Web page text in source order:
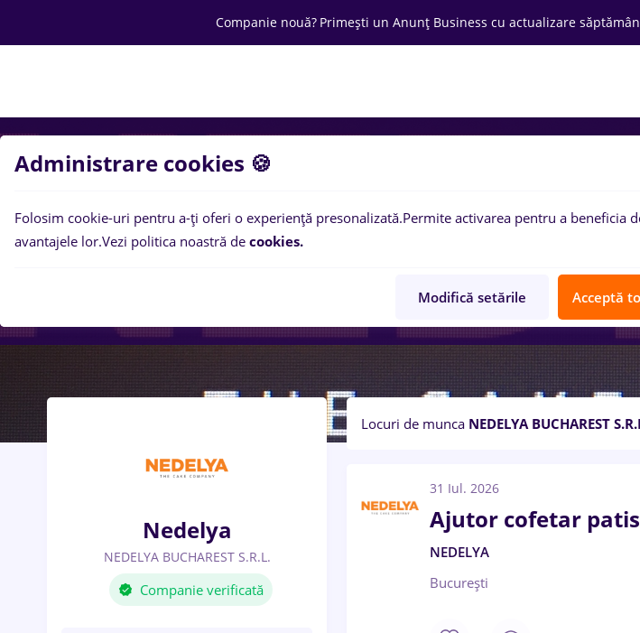
Companie nouă? Primești un Anunț Business cu actualizare
Nedelya
NEDELYA BUCHAREST S.R.L.
Companie verificată
Locuri de munca NEDELYA BUCHAREST
31 Iul. 2026
Ajutor cofetar
NEDELYA
București
Administrare cookies 🍪
Folosim cookie-uri pentru a-ți oferi o experiență presonalizată.Permite activarea pentru a beneficia
avantajele lor.Vezi politica noastră de cookies.
Modifică setările Acceptă